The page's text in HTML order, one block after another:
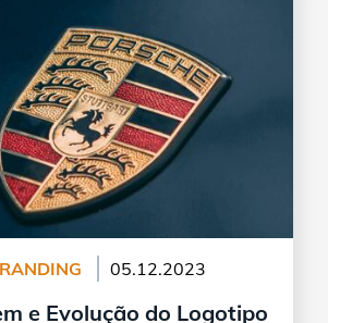
05.12.2023
e Evolução do Logotipo